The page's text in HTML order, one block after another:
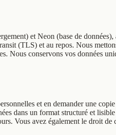
et Neon (base de
(TLS) et au repos. Nous
Nous conservons vos données
et en demander une
dans un format structuré et
Vous avez également le droit